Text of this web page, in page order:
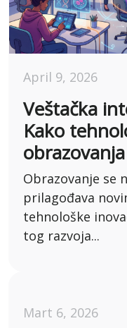
April 9, 2026
Veštačka
Kako
obrazovanja
Obrazovanje se
prilagođava
tehnološke
tog razvoja...
Mart 6, 2026